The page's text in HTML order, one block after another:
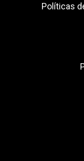
Políticas